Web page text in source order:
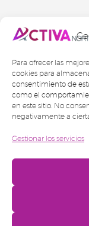
Para ofrecer las
cookies para
consentimiento de
como el
en este sitio. No
negativamente a
Gestionar los servicios